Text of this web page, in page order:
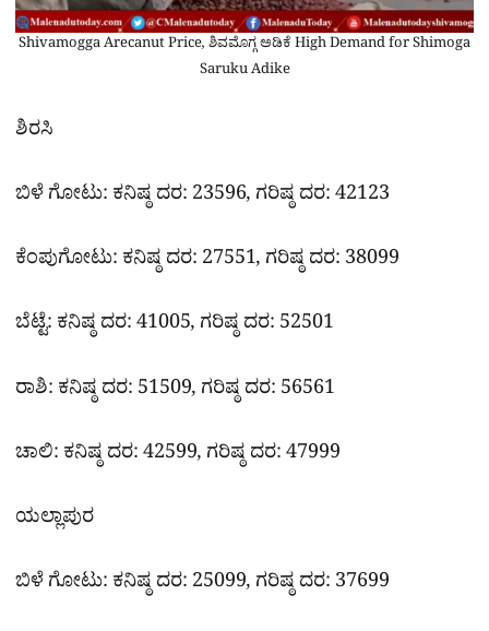
Shivamogga Arecanut Price, ಶಿವಮೊಗ್ಗ ಅಡಿಕೆ High Demand for Shimoga
Saruku Adike
ಶಿರಸಿ
ಬಿಳೆ ಗೋಟು: ಕನಿಷ್ಠ ದರ: 23596, ಗರಿಷ್ಠ ದರ: 42123
ಕೆಂಪುಗೋಟು: ಕನಿಷ್ಠ ದರ: 27551, ಗರಿಷ್ಠ ದರ: 38099
ಬೆಟ್ಟೆ: ಕನಿಷ್ಠ ದರ: 41005, ಗರಿಷ್ಠ ದರ: 52501
ರಾಶಿ: ಕನಿಷ್ಠ ದರ: 51509, ಗರಿಷ್ಠ ದರ: 56561
ಚಾಲಿ: ಕನಿಷ್ಠ ದರ: 42599, ಗರಿಷ್ಠ ದರ: 47999
ಯಲ್ಲಾಪುರ
ಬಿಳೆ ಗೋಟು: ಕನಿಷ್ಠ ದರ: 25099, ಗರಿಷ್ಠ ದರ: 37699